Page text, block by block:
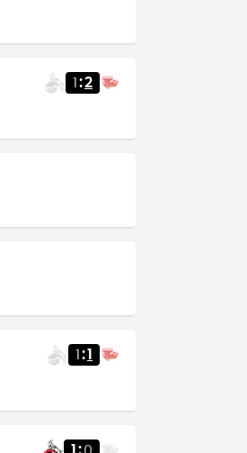
1 :2
1 :1